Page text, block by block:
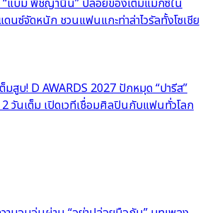
แบม พิชญานิน” ปล่อยของเต็มแม็กซ์ใน
นซ์จัดหนัก ชวนแฟนแกะท่าล่าไวรัลทั้งโซเชีย
มสูบ! D AWARDS 2027 ปักหมุด “ปารีส”
วันเต็ม เปิดเวทีเชื่อมศิลปินกับแฟนทั่วโลก